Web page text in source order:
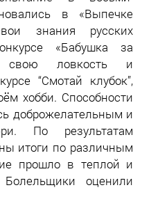
в «Выпечке
знания русских
«Бабушка за
свою ловкость и
“Смотай клубок”,
хобби. Способности
доброжелательным и
По результатам
итоги по различным
прошло в теплой и
Болельщики оценили